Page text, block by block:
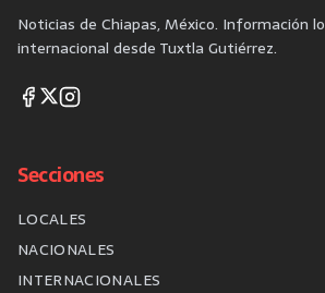
Noticias de Chiapas, México. Información
internacional desde Tuxtla Gutiérrez.
Secciones
LOCALES
NACIONALES
INTERNACIONALES